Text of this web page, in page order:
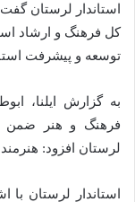
استاندار لرستان
کل فرهنگ و ارشاد
توسعه و پیشرفت
به گزارش ایلنا،
فرهنگ و هنر ضمن
لرستان افزود:
استاندار لرستان